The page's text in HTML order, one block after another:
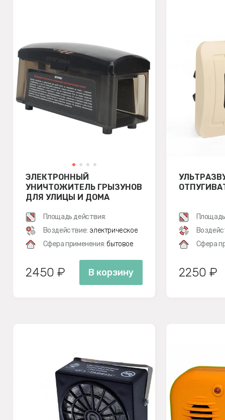
ЭЛЕКТРОННЫЙ
УНИЧТОЖИТЕЛЬ ГРЫЗУНОВ
ДЛЯ УЛИЦЫ И ДОМА
Площадь действия:
Воздействие: электрическое
Сфера применения: бытовое
2450 ₽ В корзину
Сфера
2250 ₽